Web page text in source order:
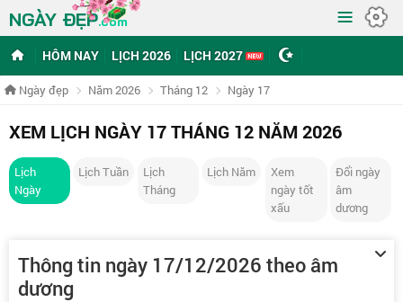
NGÀY ĐẸP.com ≡
HÔM NAY LỊCH 2026 LỊCH 2027
Ngày đẹp Năm 2026 Tháng 12 Ngày 17
XEM LỊCH NGÀY 17 THÁNG 12 NĂM 2026
Lịch
Ngày
Lịch Tuần
Lịch
Tháng
Lịch Năm
Xem
ngày tốt
xấu
Đổi ngày
âm
dương
Thông tin ngày 17/12/2026 theo âm
dương